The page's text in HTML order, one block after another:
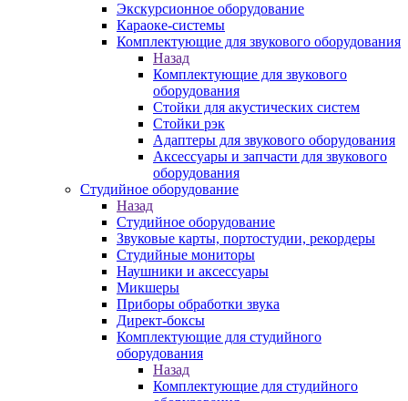
Экскурсионное оборудование
Караоке-системы
Комплектующие для звукового оборудования
Назад
Комплектующие для звукового
оборудования
Стойки для акустических систем
Стойки рэк
Адаптеры для звукового оборудования
Аксессуары и запчасти для звукового
оборудования
Студийное оборудование
Назад
Студийное оборудование
Звуковые карты, портостудии, рекордеры
Студийные мониторы
Наушники и аксессуары
Микшеры
Приборы обработки звука
Директ-боксы
Комплектующие для студийного
оборудования
Назад
Комплектующие для студийного